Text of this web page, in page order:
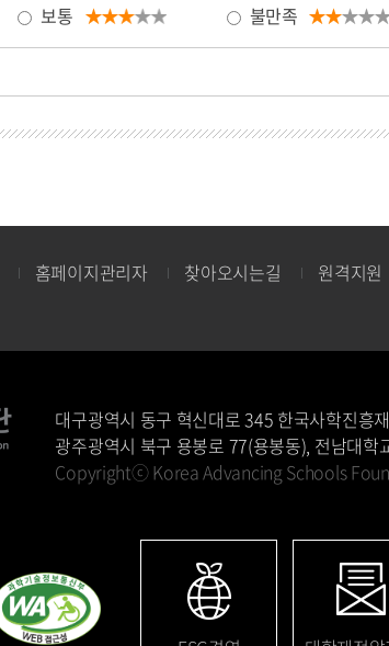
보통 불만족
홈페이지관리자 찾아오시는길 원격지원
대구광역시 동구 혁신대로 345 한국사학진흥
광주광역시 북구 용봉로 77(용봉동), 전남대
Copyrightⓒ Korea Advancing Schools